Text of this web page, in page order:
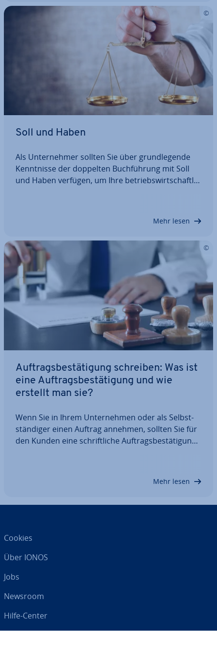
Soll und Haben
Als Un­ter­neh­mer sollten Sie über grund­le­gen­de
Kennt­nis­se der doppelten Buch­füh­rung mit Soll
und Haben verfügen, um Ihre be­triebs­wirt­schaft­li­
Mehr lesen
Auf­trags­be­stä­ti­gung schreiben: Was ist
eine Auf­trags­be­stä­ti­gung und wie
erstellt man sie?
Wenn Sie in Ihrem Un­ter­neh­men oder als Selbst­
stän­di­ger einen Auftrag annehmen, sollten Sie für
den Kunden eine schrift­li­che Auf­trags­be­stä­ti­gung
Mehr lesen
Cookies
Über IONOS
Jobs
Newsroom
Hilfe-Center